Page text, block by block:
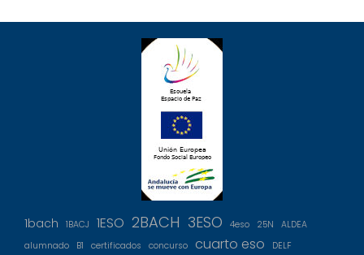
1bach 1BACJ 1ESO 2BACH 3ESO 4eso 25N
ALDEA
alumnado
B1 certificados concurso cuarto eso
DELF